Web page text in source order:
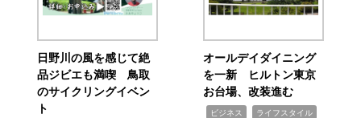
日野川の風を感じて絶
品ジビエも満喫 鳥取
のサイクリングイベン
ト
オールデイダイニング
を一新 ヒルトン東京
お台場、改装進む
ビジネス ライフスタイル